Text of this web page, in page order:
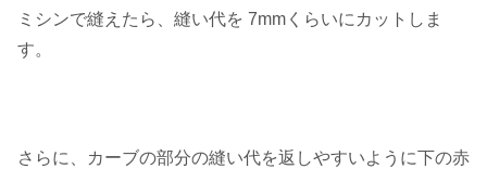
ミシンで縫えたら、縫い代を 7mmくらいにカットしま
す。
さらに、カーブの部分の縫い代を返しやすいように下の赤